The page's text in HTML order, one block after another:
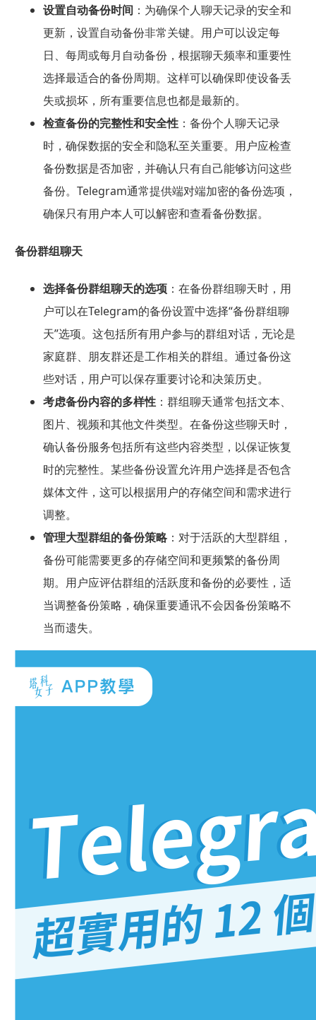
设置自动备份时间 ：为确保个人聊天记录的安全和
更新，设置自动备份非常关键。用户可以设定每
日、每周或每月自动备份，根据聊天频率和重要性
选择最适合的备份周期。这样可以确保即使设备丢
失或损坏，所有重要信息也都是最新的。
检查备份的完整性和安全性：备份个人聊天记录
时，确保数据的安全和隐私至关重要。用户应检查
备份数据是否加密，并确认只有自己能够访问这些
备份。Telegram通常提供端对端加密的备份选项，
确保只有用户本人可以解密和查看备份数据。
备份群组聊天
选择备份群组聊天的选项：在备份群组聊天时，用
户可以在Telegram的备份设置中选择“备份群组聊
天”选项。这包括所有用户参与的群组对话，无论是
家庭群、朋友群还是工作相关的群组。通过备份这
些对话，用户可以保存重要讨论和决策历史。
考虑备份内容的多样性：群组聊天通常包括文本、
图片、视频和其他文件类型。在备份这些聊天时，
确认备份服务包括所有这些内容类型，以保证恢复
时的完整性。某些备份设置允许用户选择是否包含
媒体文件，这可以根据用户的存储空间和需求进行
调整。
管理大型群组的备份策略：对于活跃的大型群组，
备份可能需要更多的存储空间和更频繁的备份周
期。用户应评估群组的活跃度和备份的必要性，适
当调整备份策略，确保重要通讯不会因备份策略不
当而遗失。